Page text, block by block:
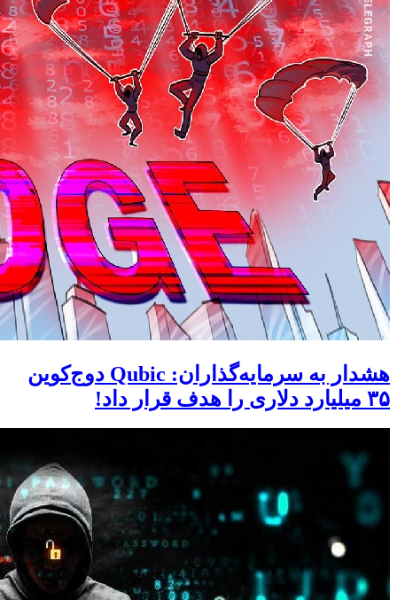
هشدار به سرمایه‌گذاران: Qubic دوج‌کوین
۳۵ میلیارد دلاری را هدف قرار داد!